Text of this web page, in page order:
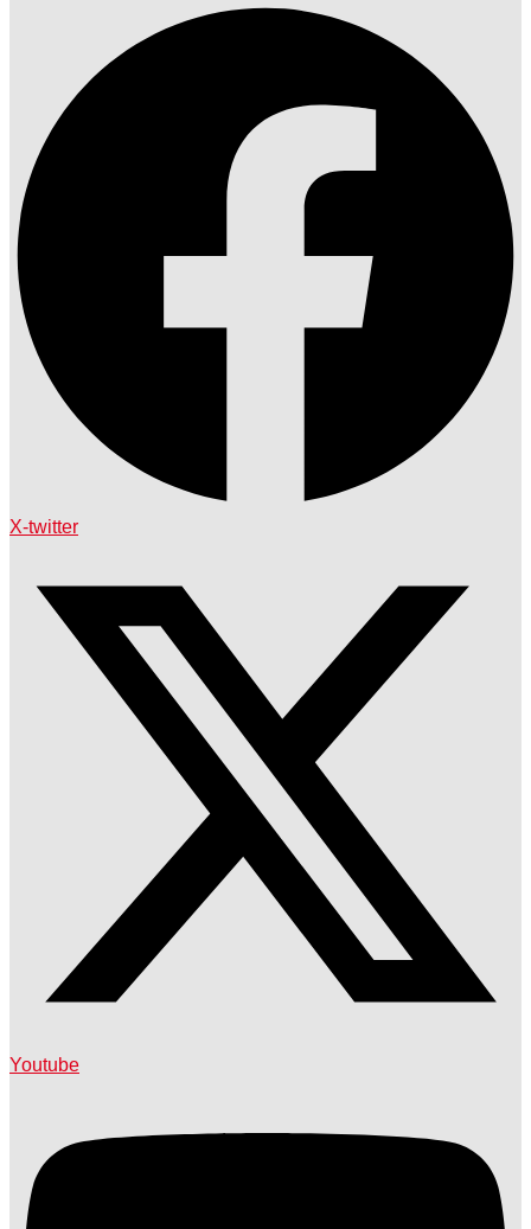
X-twitter
Youtube